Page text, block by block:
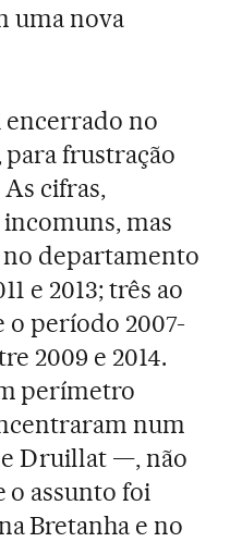
uma nova
encerrado no
frustração
cifras,
mas
no departamento
e 2013; três ao
período 2007-
2009 e 2014.
perímetro
num
Druillat —, não
o assunto foi
Bretanha e no